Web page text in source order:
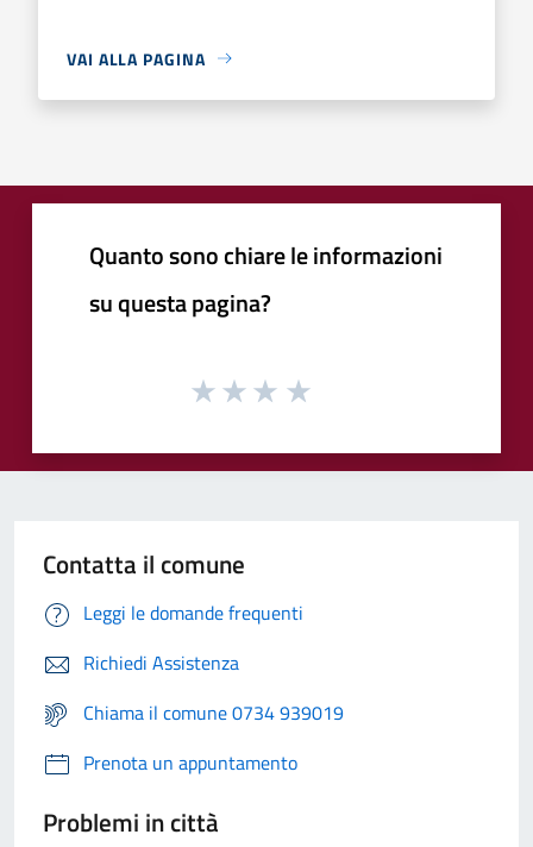
VAI ALLA PAGINA
Quanto sono chiare le informazioni
su questa pagina?
Contatta il comune
Leggi le domande frequenti
Richiedi Assistenza
Chiama il comune 0734 939019
Prenota un appuntamento
Problemi in città